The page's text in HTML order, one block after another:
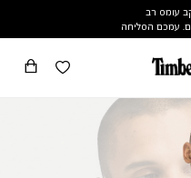
עומס רב
עמכם הסליחה